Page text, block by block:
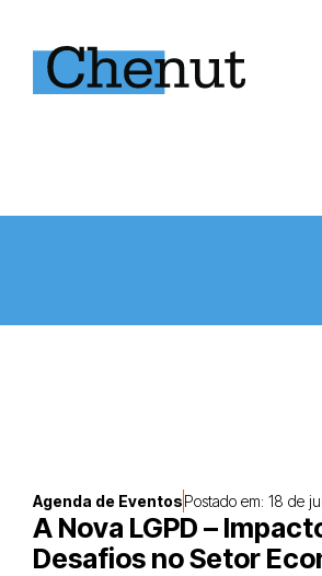
Agenda de EventosPostado em: 18 de
A Nova LGPD –
Desafios no Setor